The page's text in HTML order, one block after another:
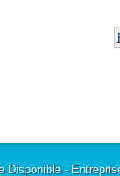
Disponible-